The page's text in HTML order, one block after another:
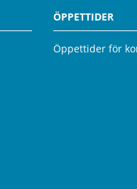
ÖPPETTIDER
Öppettider för